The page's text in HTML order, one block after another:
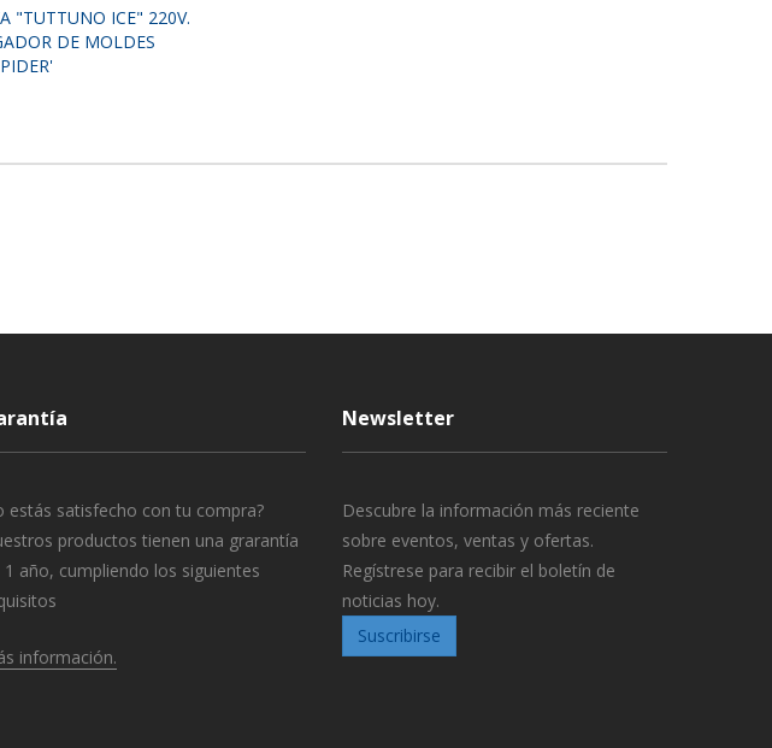
"TUTTUNO ICE" 220V.
DE MOLDES
estás satisfecho con tu compra?
productos tienen una grarantía
1 año, cumpliendo los siguientes
información.
Newsletter
Descubre la información más reciente
sobre eventos, ventas y ofertas.
Regístrese para recibir el boletín de
noticias hoy.
Suscribirse